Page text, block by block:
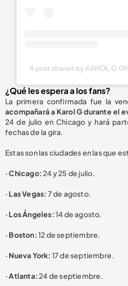
A post shared by KAROL G
¿Qué les espera a los fans?
La primera confirmada fue la
acompañará a Karol G durante el
24 de julio en Chicago y hará
fechas de la gira.
Estas son las ciudades en las que
· Chicago: 24 y 25 de julio.
· Las Vegas: 7 de agosto.
· Los Ángeles:14 de agosto.
· Boston:12 de septiembre.
· Nueva York: 17 de septiembre.
· Atlanta: 24 de septiembre.